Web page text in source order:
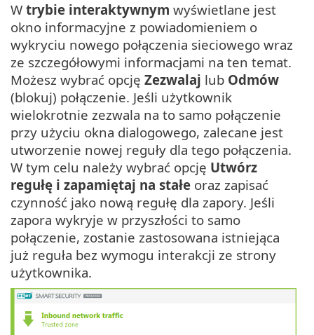
W trybie interaktywnym wyświetlane jest
okno informacyjne z powiadomieniem o
wykryciu nowego połączenia sieciowego wraz
ze szczegółowymi informacjami na ten temat.
Możesz wybrać opcję Zezwalaj lub Odmów
(blokuj) połączenie. Jeśli użytkownik
wielokrotnie zezwala na to samo połączenie
przy użyciu okna dialogowego, zalecane jest
utworzenie nowej reguły dla tego połączenia.
W tym celu należy wybrać opcję Utwórz
regułę i zapamiętaj na stałe oraz zapisać
czynność jako nową regułę dla zapory. Jeśli
zapora wykryje w przyszłości to samo
połączenie, zostanie zastosowana istniejąca
już reguła bez wymogu interakcji ze strony
użytkownika.